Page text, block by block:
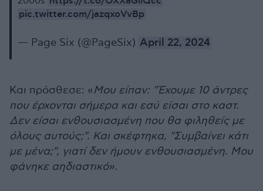
pic.twitter.com/jazqxoVvBp
— Page Six (@PageSix) April 22, 2024
Και πρόσθεσε: «Μου είπαν: "Έχουμε 10 άντρες
που έρχονται σήμερα και εσύ είσαι στο καστ.
Δεν είσαι ενθουσιασμένη που θα φιληθείς με
όλους αυτούς;". Και σκέφτηκα, "Συμβαίνει κάτι
με μένα;", γιατί δεν ήμουν ενθουσιασμένη. Μου
φάνηκε αηδιαστικό».